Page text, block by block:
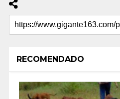
RECOMENDADO